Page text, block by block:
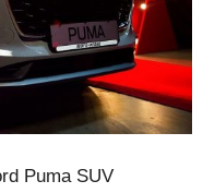
Puma SUV